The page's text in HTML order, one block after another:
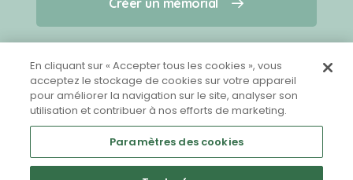
Qui sommes-nous ?
Nous contacter
Partager sur Facebook
Créer un mémorial
En cliquant sur « Accepter tous les cookies », vous
acceptez le stockage de cookies sur votre appareil
pour améliorer la navigation sur le site, analyser son
utilisation et contribuer à nos efforts de marketing.
Paramètres des cookies